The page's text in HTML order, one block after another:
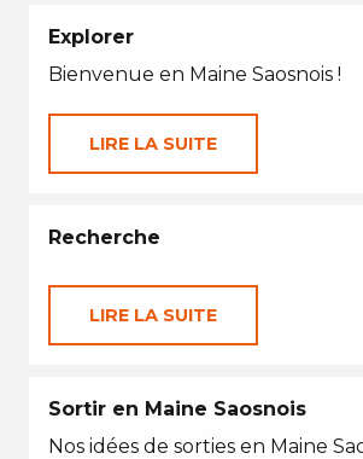
Explorer
Bienvenue en Maine Saosnois !
LIRE LA SUITE
Recherche
LIRE LA SUITE
Sortir en Maine Saosnois
Nos idées de sorties en Maine